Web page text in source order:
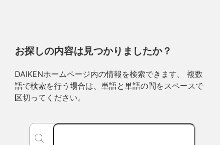
お探しの内容は見つかりましたか？
DAIKENホームページ内の情報を検索できます。 複数
語で検索を行う場合は、単語と単語の間をスペースで
区切ってください。